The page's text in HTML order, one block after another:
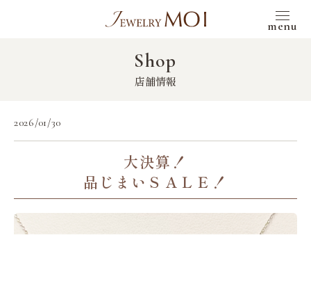
menu
Shop
店舗情報
2026/01/30
大決算！
品じまいＳＡＬＥ！